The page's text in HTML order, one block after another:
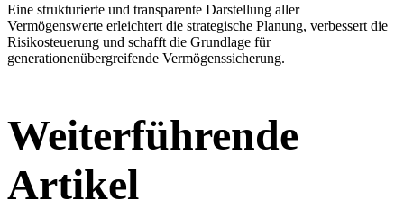
Eine strukturierte und transparente Darstellung aller
Vermögenswerte erleichtert die strategische Planung, verbessert die
Risikosteuerung und schafft die Grundlage für
generationenübergreifende Vermögenssicherung.
Weiterführende
Artikel